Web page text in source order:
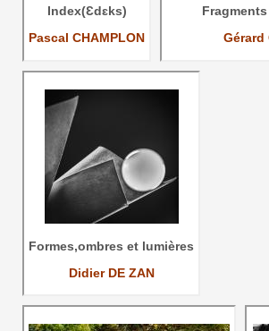
Index(Ɛdɛks)
Pascal CHAMPLON
Gérard
Formes,ombres et lumières
Didier DE ZAN